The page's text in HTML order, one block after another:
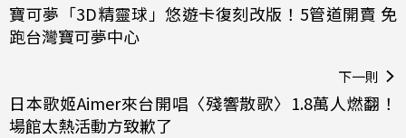
寶可夢「3D精靈球」悠遊卡復刻改版！5管道開賣 免
跑台灣寶可夢中心
下一則
日本歌姬Aimer來台開唱〈殘響散歌〉1.8萬人燃翻！
場館太熱活動方致歉了